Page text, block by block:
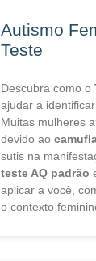
Autismo
Teste
Descubra como o
ajudar a
Muitas mulheres
devido ao
sutis na
teste AQ padrão
aplicar a você,
o contexto